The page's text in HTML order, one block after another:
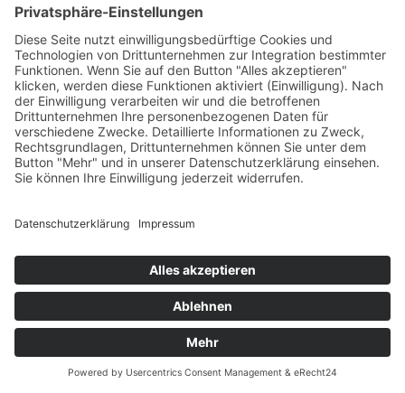
Pleiner Biermanufaktur – Waldschlößchen
Erlebnis & Genuss,Honig, Spiritousen & Genussmittel,
Manufakturen & Verarbeitung,Plein